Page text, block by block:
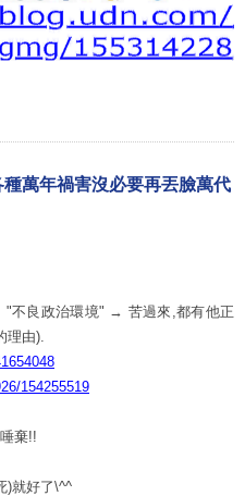
種萬年禍害沒必要再丟臉萬代
不良政治環境" → 苦過來,都有他正
理由).
154255519
棄!!
)就好了\^^